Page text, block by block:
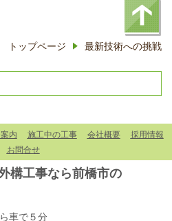
トップページ 最新技術への挑戦
内 施工中の工事 会社概要
採用情報
お問合せ
構工事なら前橋市の
車で５分